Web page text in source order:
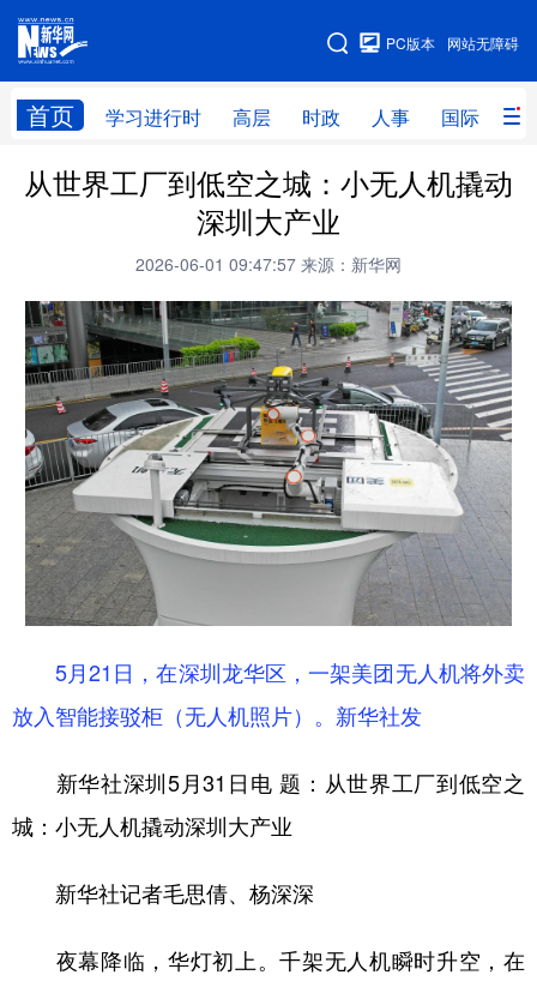
网站无障碍
PC版本
首页 学习进行时 高层 时政 人事 国际 财
网站地图
学习进行时 高层 时政 人事
财经 网评
全球连线
科技 科创 量子 体育
文化 书画 健康 军事
访谈 视频 图片 政务
法律 中央文件 金融 汽车
食品 人居 信息化 数字经济
学术中国 溯源中国
城市 旅游 能源 会展
彩票 娱乐 时尚 悦读
公益 一带一路 亚太网
文化产业
地方频道
辽宁 吉林 江苏
从世界工厂到低空之城：小无人机撬动
深圳大产业
2026-06-01 09:47:57 来源：新华网
5月21日，在深圳龙华区，一架美团无人机将外卖
放入智能接驳柜（无人机照片）。新华社发
新华社深圳5月31日电 题：从世界工厂到低空之
城：小无人机撬动深圳大产业
新华社记者毛思倩、杨深深
夜幕降临，华灯初上。千架无人机瞬时升空，在